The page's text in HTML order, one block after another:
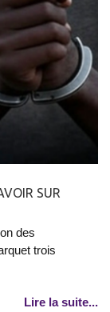
SUR
des
trois
Lire la suite...